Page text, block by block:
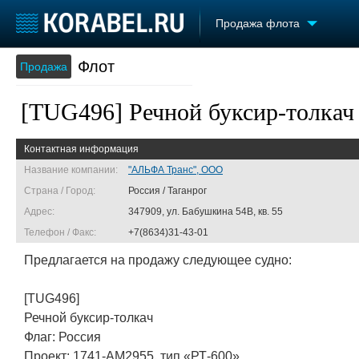
Продажа флота
Судостроение
Новости
Репутация
Работа
Крюинг
Журнал
Реклама
Продажа флота
Материалы
Услуги
Личности
Продажа Флот
[TUG496] Речной буксир-
Контактная информация
Название компании:
"АЛЬФА Транс", ООО
Страна / Город:
Россия / Таганрог
Адрес:
347909, ул. Бабушкина 54В, кв. 55
Телефон / Факс:
+7(8634)31-43-01
Предлагается на продажу следующее судно:
[TUG496]
Речной буксир-толкач
Флаг: Россия
Проект: 1741-АМ2955, тип «РТ-600»